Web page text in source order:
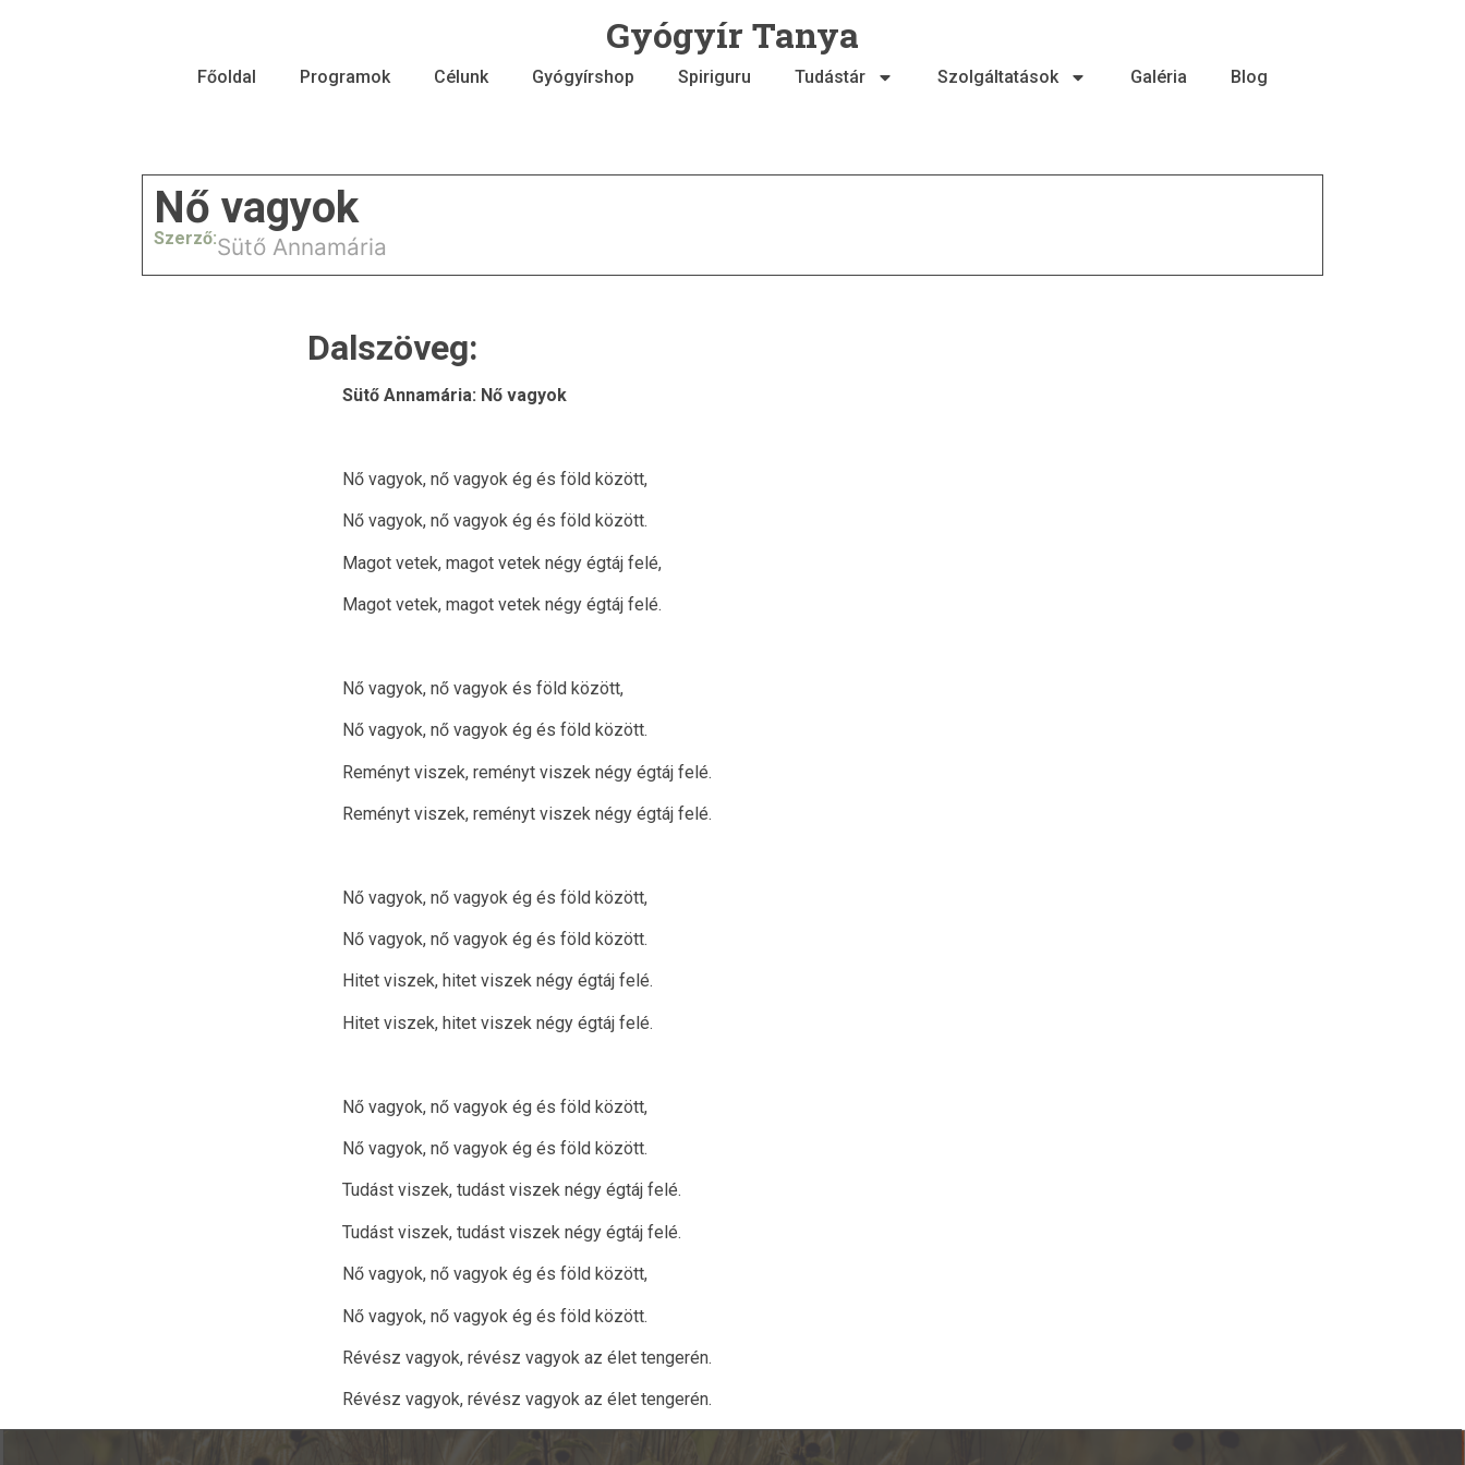
Gyógyír Tanya
Főoldal Programok Célunk Gyógyírshop Spiriguru Tudástár Szolgáltatások Galéria Blog
Nő vagyok
Szerző:Sütő Annamária
Dalszöveg:
Sütő Annamária: Nő vagyok
Nő vagyok, nő vagyok ég és föld között,
Nő vagyok, nő vagyok ég és föld között.
Magot vetek, magot vetek négy égtáj felé,
Magot vetek, magot vetek négy égtáj felé.
Nő vagyok, nő vagyok és föld között,
Nő vagyok, nő vagyok ég és föld között.
Reményt viszek, reményt viszek négy égtáj felé.
Reményt viszek, reményt viszek négy égtáj felé.
Nő vagyok, nő vagyok ég és föld között,
Nő vagyok, nő vagyok ég és föld között.
Hitet viszek, hitet viszek négy égtáj felé.
Hitet viszek, hitet viszek négy égtáj felé.
Nő vagyok, nő vagyok ég és föld között,
Nő vagyok, nő vagyok ég és föld között.
Tudást viszek, tudást viszek négy égtáj felé.
Tudást viszek, tudást viszek négy égtáj felé.
Nő vagyok, nő vagyok ég és föld között,
Nő vagyok, nő vagyok ég és föld között.
Révész vagyok, révész vagyok az élet tengerén.
Révész vagyok, révész vagyok az élet tengerén.